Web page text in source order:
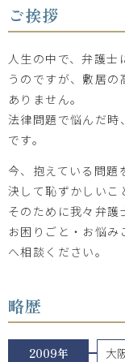
ご挨拶
人生の中で、弁護
うのですが、敷居
ありません。
法律問題で悩んだ時
です。
今、抱えている問題
決して恥ずかしいこ
そのために我々弁護
お困りごと・お悩
へ相談ください。
略歴
2009年 大